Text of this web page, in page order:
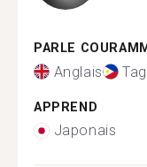
PARLE
Anglais
APPREND
Japonais